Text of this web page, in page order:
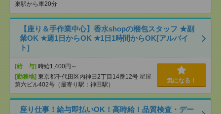
巣駅から車20分
【座り＆手作業中心】香水shopの梱包スタッフ ★副
業OK ★週1日からOK ★1日1時間からOK[アルバイ
ト]
[給 与] 時給1,400円～
[勤務地] 東京都千代田区内神田2丁目14番12号 星屋
第六ビル402号（最寄り駅：神田駅）
気になる！
座り仕事！給与即払いOK！高時給！品質検査・デー